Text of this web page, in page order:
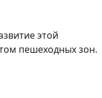
этой
пешеходных зон.